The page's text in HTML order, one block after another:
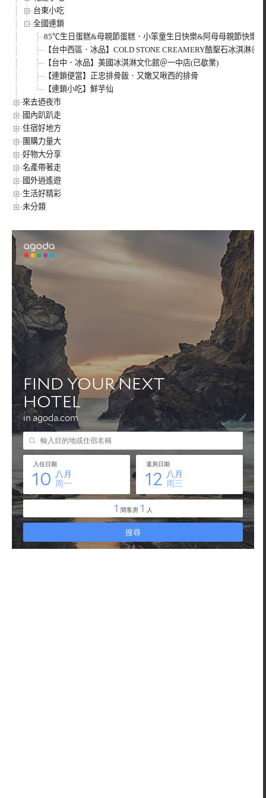
台東小吃
全國連鎖
85℃生日蛋糕&母親節蛋糕．小笨童生日快樂&阿母母親節快樂
【台中西區．冰品】COLD STONE CREAMERY酷聖石冰淇淋＠
【台中．冰品】美國冰淇淋文化館＠一中店(已歇業)
【連鎖便當】正忠排骨飯．又嫩又啾西的排骨
【連鎖小吃】鮮芋仙
來去迺夜市
國內趴趴走
住宿好地方
團購力量大
好物大分享
名產帶著走
國外逍遙遊
生活好精彩
未分類